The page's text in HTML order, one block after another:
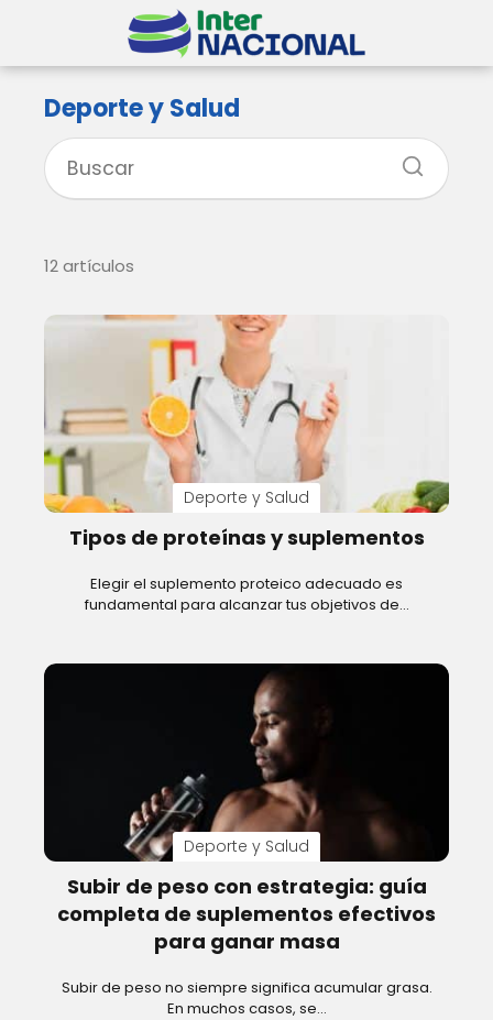
Deporte y Salud
12 artículos
Deporte y Salud
Tipos de proteínas y suplementos
Elegir el suplemento proteico adecuado es
fundamental para alcanzar tus objetivos de…
Deporte y Salud
Subir de peso con estrategia: guía
completa de suplementos efectivos
para ganar masa
Subir de peso no siempre significa acumular grasa.
En muchos casos, se…